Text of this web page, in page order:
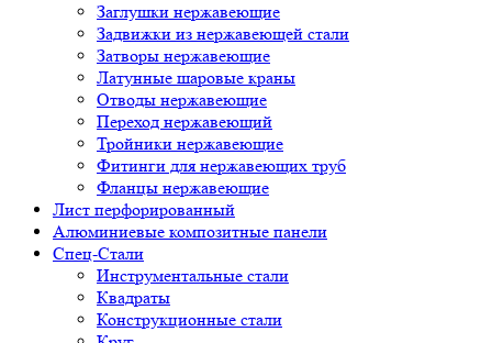
Заглушки нержавеющие
Задвижки из нержавеющей стали
Затворы нержавеющие
Латунные шаровые краны
Отводы нержавеющие
Переход нержавеющий
Тройники нержавеющие
Фитинги для нержавеющих труб
Фланцы нержавеющие
Лист перфорированный
Алюминиевые композитные панели
Спец-Стали
Инструментальные стали
Квадраты
Конструкционные стали